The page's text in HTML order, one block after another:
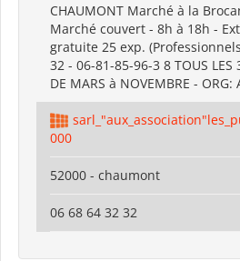
CHAUMONT Marché à la
Marché couvert - 8h à 18h -
gratuite 25 exp.
32 - 06-81-85-96-3 8 TOUS LES
DE MARS à NOVEMBRE - ORG:
000
52000 - chaumont
06 68 64 32 32